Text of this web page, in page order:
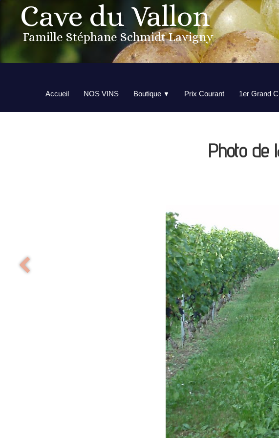
Cave du Vallon
Famille Stéphane Schmidt Lavigny
Accueil NOS VINS Boutique ▼ Prix Courant 1er Grand
Photo de